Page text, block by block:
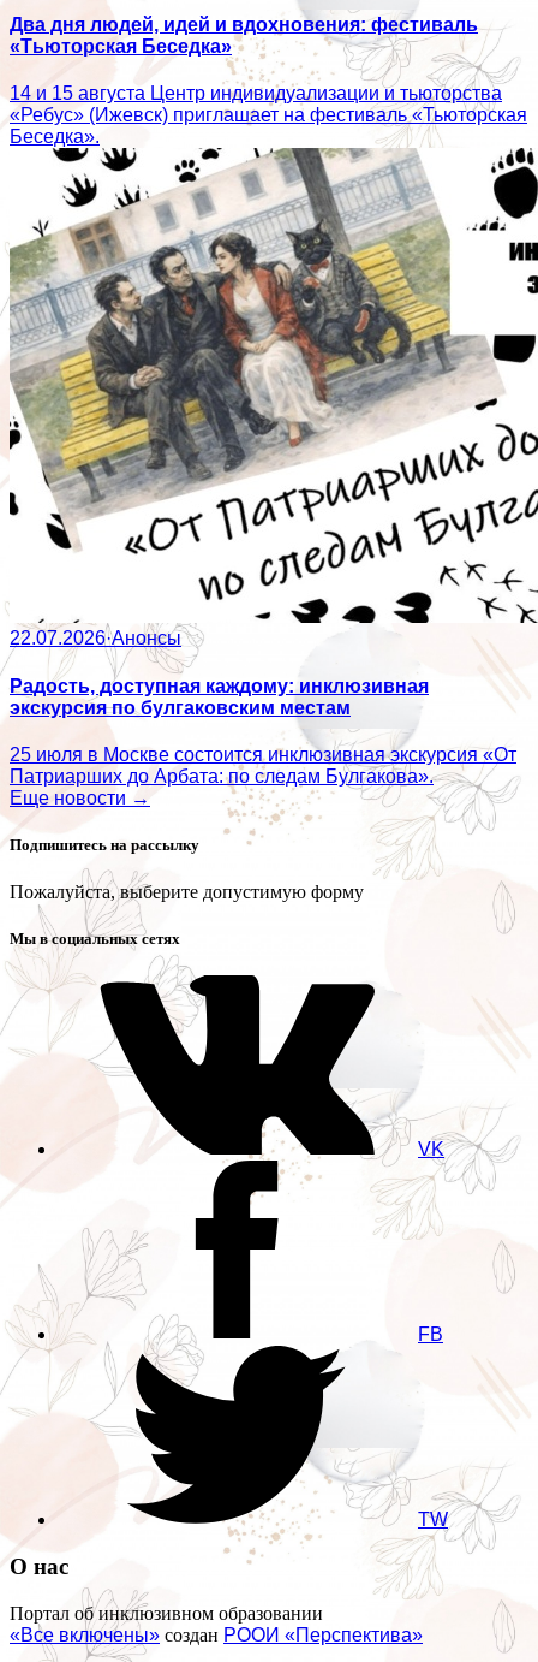
Два дня людей, идей и вдохновения: фестиваль
«Тьюторская Беседка»
14 и 15 августа Центр индивидуализации и тьюторства
«Ребус» (Ижевск) приглашает на фестиваль «Тьюторская
Беседка».
22.07.2026·Анонсы
Радость, доступная каждому: инклюзивная
экскурсия по булгаковским местам
25 июля в Москве состоится инклюзивная экскурсия «От
Патриарших до Арбата: по следам Булгакова».
Еще новости →
Подпишитесь на рассылку
Пожалуйста, выберите допустимую форму
Мы в социальных сетях
VK
FB
TW
О нас
Портал об инклюзивном образовании
«Все включены» создан РООИ «Перспектива»